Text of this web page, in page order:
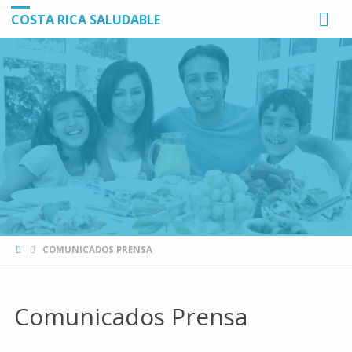
COSTA RICA SALUDABLE
INICIOCOMUNICADOS PRENSA
Comunicados Prensa